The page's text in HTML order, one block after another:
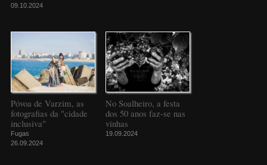
09.10.2024
Póvoa de Varzim, as
fotografias da "cidade
inclusiva"
Fugas
26.09.2024
No Soalheiro, a festa
dos 50 anos faz-se nas
vinhas
19.09.2024